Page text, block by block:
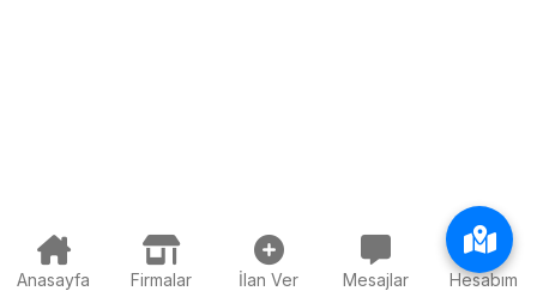
Anasayfa Firmalar İlan Ver Mesajlar Hesabım